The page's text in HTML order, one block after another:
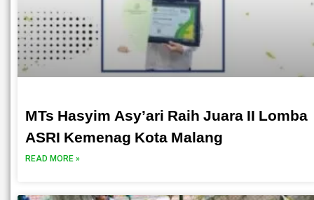
MTs Hasyim Asy’ari Raih Juara II Lomba
ASRI Kemenag Kota Malang
READ MORE »